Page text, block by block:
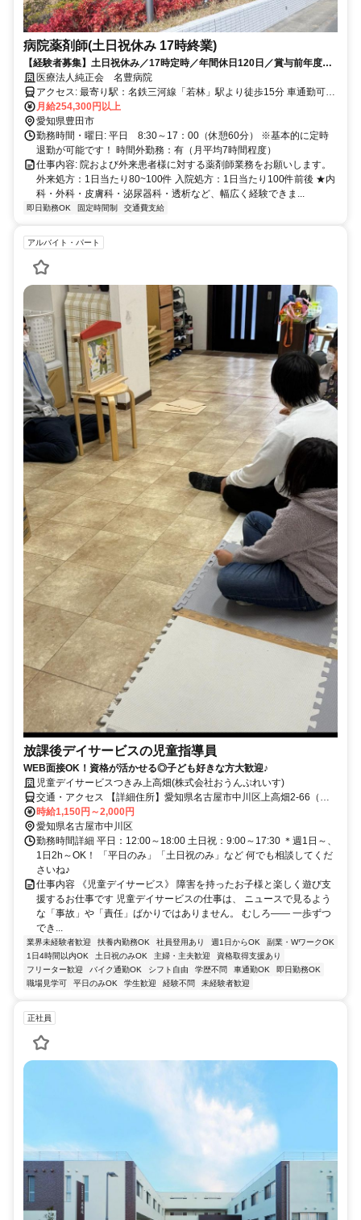
病院薬剤師(土日祝休み 17時終業)
【経験者募集】土日祝休み／17時定時／年間休日120日／賞与前年度実
績4.3ヵ月／福利厚生充実
医療法人純正会 名豊病院
アクセス: 最寄り駅：名鉄三河線「若林」駅より徒歩15分 車通勤可
（敷地内駐車場有）：駐車場代3,000円/月
月給254,300円以上
愛知県豊田市
勤務時間・曜日: 平日 8:30～17：00（休憩60分） ※基本的に定時
退勤が可能です！ 時間外勤務：有（月平均7時間程度）
仕事内容: 院および外来患者様に対する薬剤師業務をお願いします。
外来処方：1日当たり80~100件 入院処方：1日当たり100件前後 ★内
科・外科・皮膚科・泌尿器科・透析など、幅広く経験できま...
即日勤務OK 固定時間制 交通費支給
アルバイト・パート
放課後デイサービスの児童指導員
WEB面接OK！資格が活かせる◎子ども好きな方大歓迎♪
児童デイサービスつきみ上高畑(株式会社おうんぷれいす)
交通・アクセス 【詳細住所】愛知県名古屋市中川区上高畑2-66（八
田駅から徒歩3分※車通勤OK）
時給1,150円～2,000円
愛知県名古屋市中川区
勤務時間詳細 平日：12:00～18:00 土日祝：9:00～17:30 ＊週1日～、
1日2h～OK！ 「平日のみ」「土日祝のみ」など 何でも相談してくだ
さいね♪
仕事内容 《児童デイサービス》 障害を持ったお子様と楽しく遊び支
援するお仕事です 児童デイサービスの仕事は、 ニュースで見るよう
な「事故」や「責任」ばかりではありません。 むしろ―― 一歩ずつ
でき...
業界未経験者歓迎 扶養内勤務OK 社員登用あり 週1日からOK
副業・WワークOK
1日4時間以内OK
土日祝のみOK 主婦・主夫歓迎
資格取得支援あり
フリーター歓迎
バイク通勤OK シフト自由 学歴不問 車通勤OK
即日勤務OK
職場見学可
平日のみOK 学生歓迎 経験不問 未経験者歓迎
正社員